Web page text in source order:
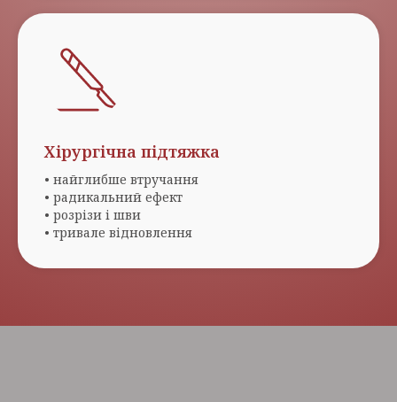
Хірургічна підтяжка
• найглибше втручання
• радикальний ефект
• розрізи і шви
• тривале відновлення